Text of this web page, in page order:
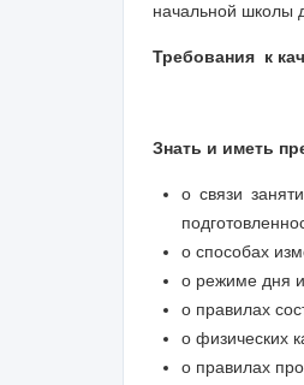
начальной школы
Требования к
Знать и иметь
о связи
о способах
о режиме дня
о правилах
о физических
о правилах